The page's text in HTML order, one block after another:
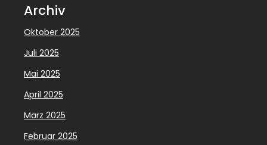
Archiv
Oktober 2025
Juli 2025
Mai 2025
April 2025
März 2025
Februar 2025